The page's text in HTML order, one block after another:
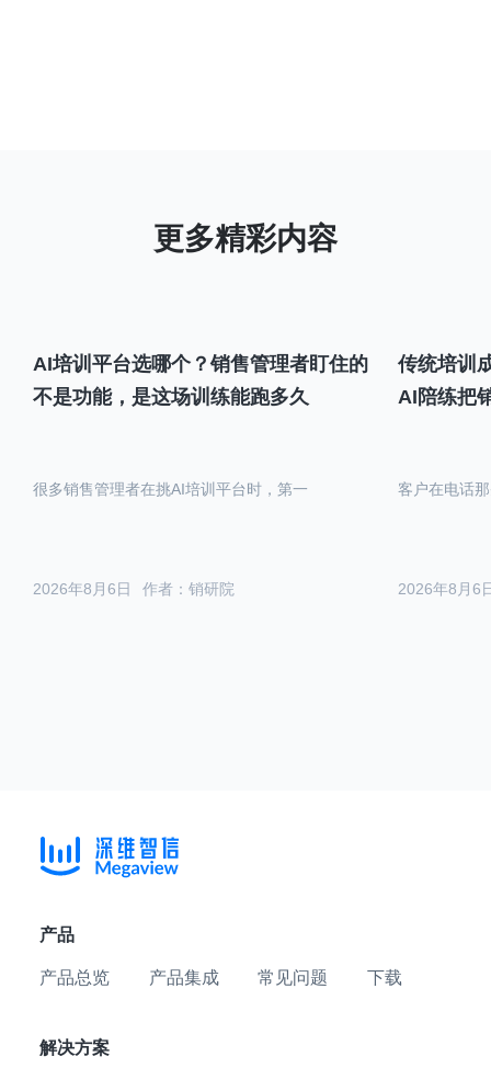
AI培训平台选哪个？销售管理者盯住的
不是功能，是这场训练能跑多久
作者：销研院
2026年8月6日
很多销售管理者在挑AI培训平台时，第一
传统培训
AI陪练把
2026年8月6
客户在电话
产品
产品总览 产品集成 常见问题 下载
解决方案